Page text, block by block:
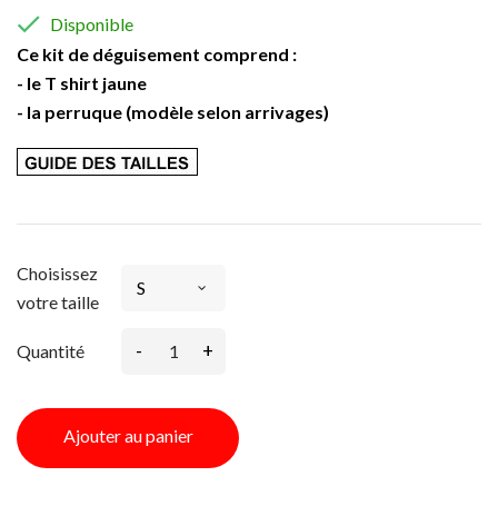
 Disponible
Ce kit de déguisement comprend :
- le T shirt jaune
- la perruque (modèle selon arrivages)
Choisissez
votre taille
Quantité - +
Ajouter au panier